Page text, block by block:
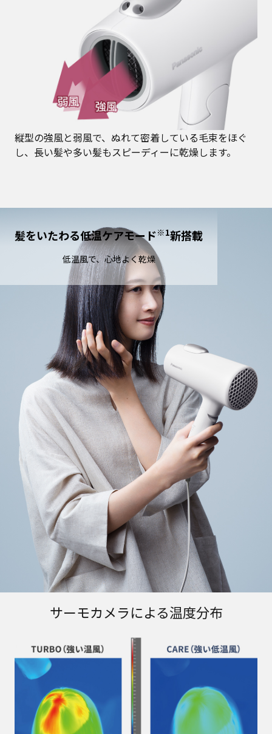
縦型の強風と弱風で、ぬれて密着している毛束をほぐ
し、長い髪や多い髪もスピーディーに乾燥します。
髪をいたわる低温ケアモード※1新搭載
低温風で、心地よく乾燥
サーモカメラによる温度分布